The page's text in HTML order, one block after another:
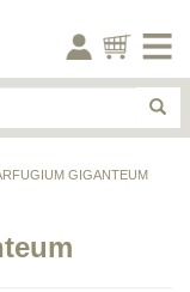
GIGANTEUM